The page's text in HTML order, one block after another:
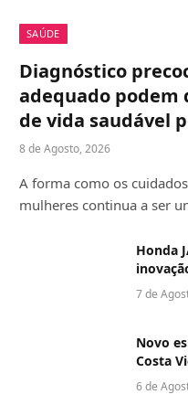
SAÚDE
Diagnóstico
adequado podem
de vida saudável
8 de Agosto, 2026
A forma como os
mulheres continua a ser
Honda
7 de
Novo
Costa
6 de